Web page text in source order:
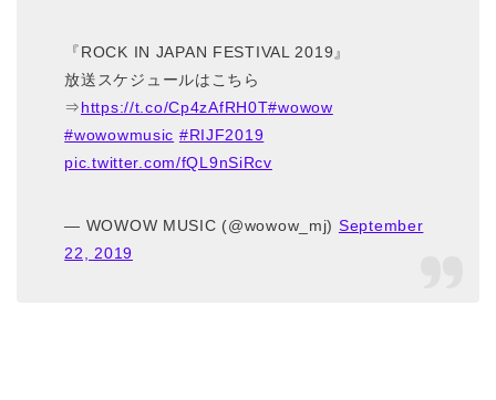
『ROCK IN JAPAN FESTIVAL 2019』
放送スケジュールはこちら
⇒https://t.co/Cp4zAfRH0T#wowow
#wowowmusic #RIJF2019
pic.twitter.com/fQL9nSiRcv
— WOWOW MUSIC (@wowow_mj) September
22, 2019